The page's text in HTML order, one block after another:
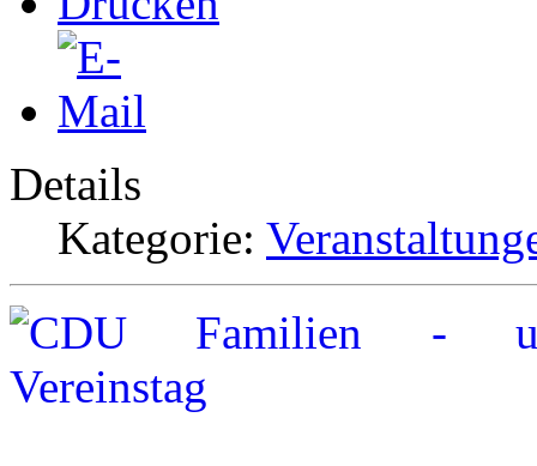
Details
Kategorie: